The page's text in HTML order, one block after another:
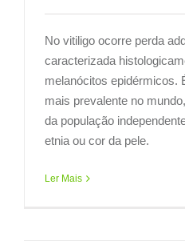
No vitiligo ocorre perda
caracterizada
melanócitos epidérmicos.
mais prevalente no
da população
etnia ou cor da pele.
Ler Mais